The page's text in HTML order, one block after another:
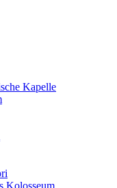
Kapelle
Kolosseum